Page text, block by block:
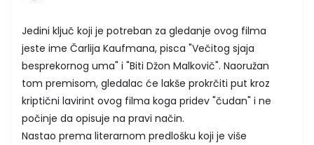
Jedini ključ koji je potreban za gledanje ovog filma
jeste ime Čarlija Kaufmana, pisca "Večitog sjaja
besprekornog uma" i "Biti Džon Malkovič". Naoružan
tom premisom, gledalac će lakše prokrčiti put kroz
kriptični lavirint ovog filma koga pridev "čudan" i ne
počinje da opisuje na pravi način.
Nastao prema literarnom predlošku koji je više